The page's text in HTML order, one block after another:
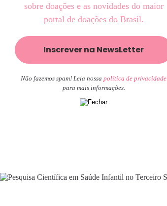
sobre doações e as novidades do maior
portal de doações do Brasil.
Não fazemos spam! Leia nossa política de privacidade
para mais informações.